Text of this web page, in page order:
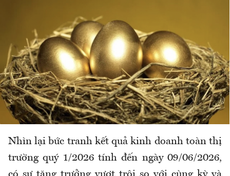
Nhìn lại bức tranh kết quả kinh doanh toàn thị
trường quý 1/2026 tính đến ngày 09/06/2026,